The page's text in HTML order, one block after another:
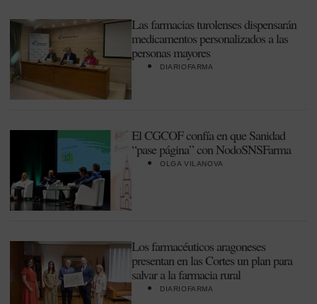
Las farmacias turolenses dispensarán
medicamentos personalizados a las
personas mayores
DIARIOFARMA
El CGCOF confía en que Sanidad
“pase página” con NodoSNSFarma
OLGA VILANOVA
Los farmacéuticos aragoneses
presentan en las Cortes un plan para
salvar a la farmacia rural
DIARIOFARMA